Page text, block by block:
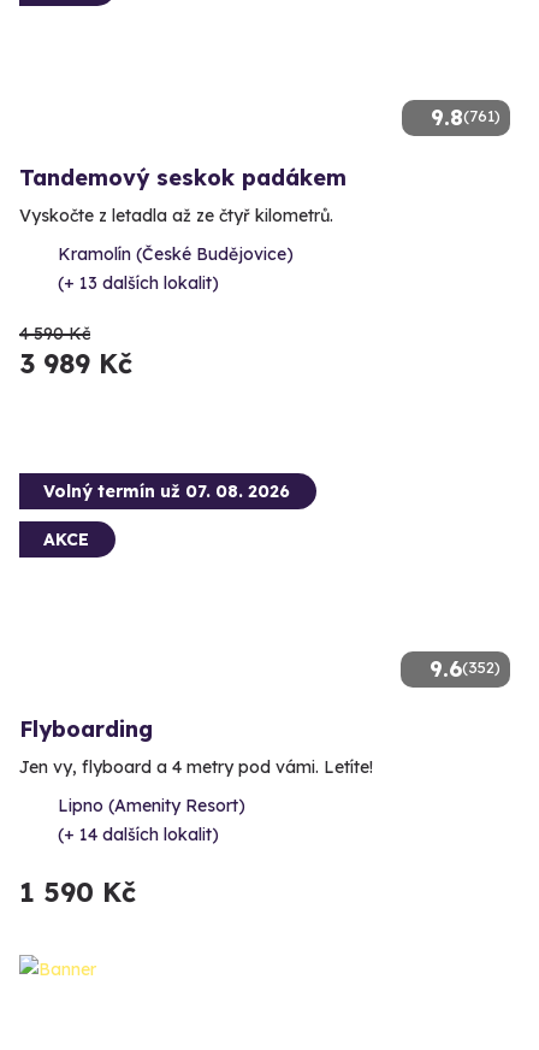
9.8(761)
Tandemový seskok padákem
Vyskočte z letadla až ze čtyř kilometrů.
Kramolín (České Budějovice)
(+ 13 dalších lokalit)
4 590 Kč
3 989 Kč
9.6(352)
Volný termín už 07. 08. 2026
AKCE
Flyboarding
Jen vy, flyboard a 4 metry pod vámi. Letíte!
Lipno (Amenity Resort)
(+ 14 dalších lokalit)
1 590 Kč